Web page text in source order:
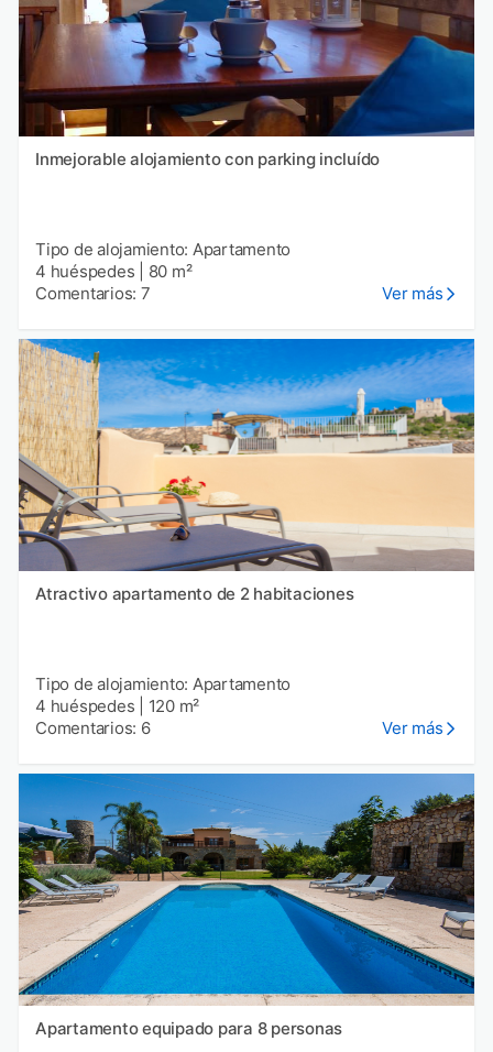
Inmejorable alojamiento con parking incluído
Tipo de alojamiento: Apartamento
4 huéspedes
80 m²
Comentarios: 7
Ver más
Atractivo apartamento de 2 habitaciones
Tipo de alojamiento: Apartamento
4 huéspedes
120 m²
Comentarios: 6
Ver más
Apartamento equipado para 8 personas